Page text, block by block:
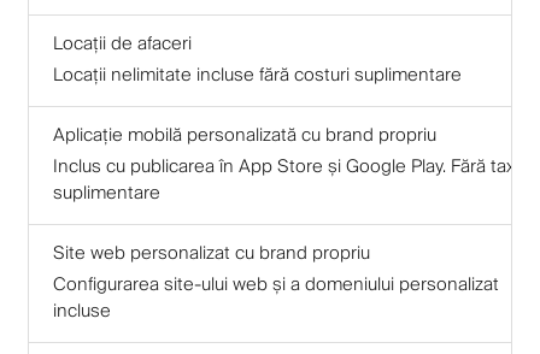
Locații de afaceri
Locații nelimitate incluse fără costuri suplimentare
Aplicație mobilă personalizată cu brand propriu
Inclus cu publicarea în App Store și Google Play. Fără taxe
suplimentare
Site web personalizat cu brand propriu
Configurarea site-ului web și a domeniului personalizat
incluse